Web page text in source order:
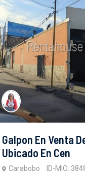
Galpon En Venta
Ubicado En Cen
Carabobo ID-MIO: